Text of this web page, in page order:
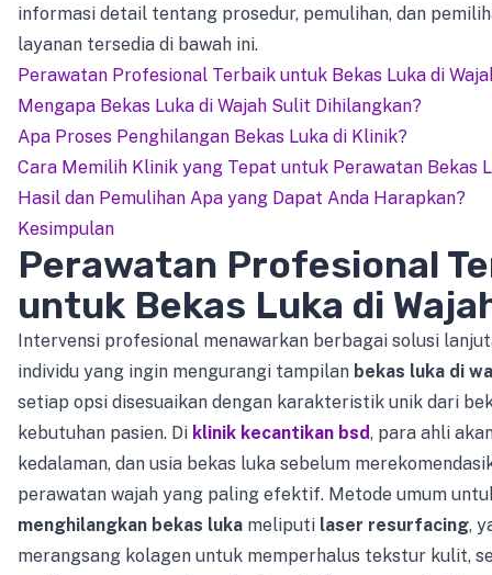
informasi detail tentang prosedur, pemulihan, dan
layanan tersedia di bawah ini.
Perawatan Profesional Terbaik untuk Bekas Luka di
Mengapa Bekas Luka di Wajah Sulit Dihilangkan?
Apa Proses Penghilangan Bekas Luka di Klinik?
Cara Memilih Klinik yang Tepat untuk Perawatan Bekas
Hasil dan Pemulihan Apa yang Dapat Anda Harapkan?
Kesimpulan
Perawatan Profesional
untuk Bekas Luka di
Intervensi profesional menawarkan berbagai solusi
individu yang ingin mengurangi tampilan bekas luka di
setiap opsi disesuaikan dengan karakteristik unik dari
kebutuhan pasien. Di klinik kecantikan bsd, para ahli
kedalaman, dan usia bekas luka sebelum
perawatan wajah yang paling efektif. Metode umum
menghilangkan bekas luka meliputi laser resurfacing,
merangsang kolagen untuk memperhalus tekstur kulit,